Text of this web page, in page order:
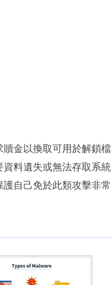
金以換取可用於解鎖
料遺失或無法存取系
自己免於此類攻擊非